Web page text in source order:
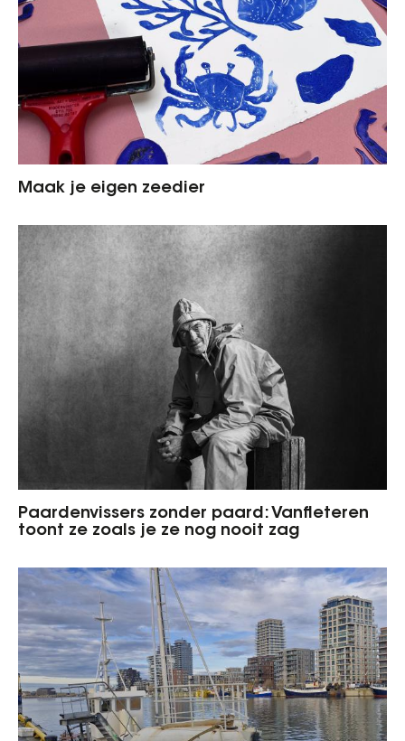
Maak je eigen zeedier
Paardenvissers zonder paard: Vanfleteren
toont ze zoals je ze nog nooit zag